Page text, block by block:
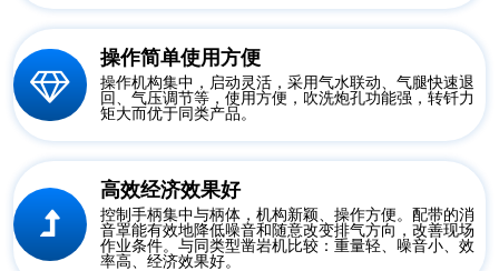
操作简单使用方便
操作机构集中，启动灵活，采用气水联动、气腿快速退
回、气压调节等，使用方便，吹洗炮孔功能强，转钎力
矩大而优于同类产品。
高效经济效果好
控制手柄集中与柄体，机构新颖、操作方便。配带的消
音罩能有效地降低噪音和随意改变排气方向，改善现场
作业条件。与同类型凿岩机比较：重量轻、噪音小、效
率高、经济效果好。